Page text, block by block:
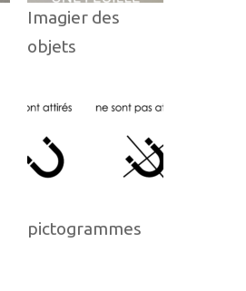
Imagier des
objets
pictogrammes